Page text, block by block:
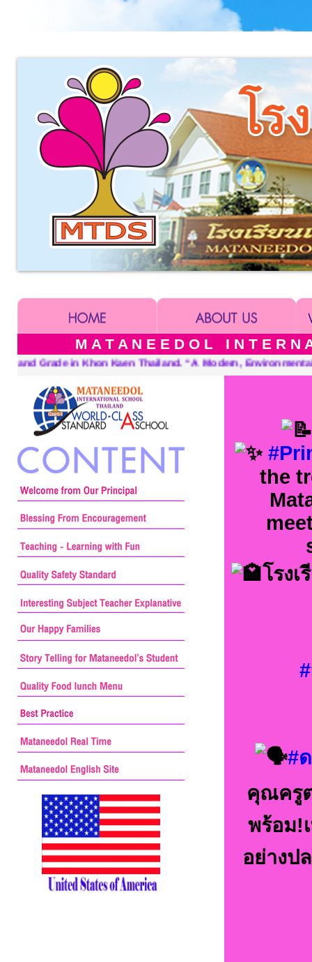
M A T A N E E D O L I N T E R
Thailand. “A Modern, Environmentally Conscious School
the
โรง
#
คุณครู
พร้อม!
อย่างป